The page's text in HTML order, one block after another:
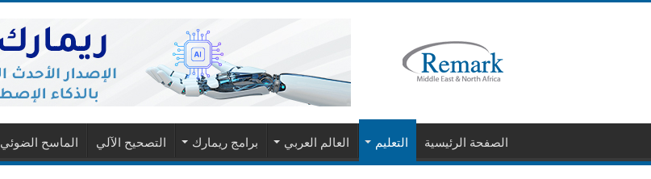
الصفحة الرئيسية التعليم العالم العربي برامج ريمارك التصحيح الآلي الماسح الضوئي